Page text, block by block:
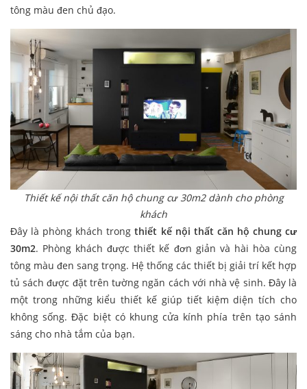
tông màu đen chủ đạo.
Thiết kế nội thất căn hộ chung cư 30m2 dành cho phòng
khách
Đây là phòng khách trongthiết kế nội thất căn hộ chung cư
30m2. Phòng khách được thiết kế đơn giản và hài hòa cùng
tông màu đen sang trọng. Hệ thống các thiết bị giải trí kết hợp
tủ sách được đặt trên tường ngăn cách với nhà vệ sinh. Đây là
một trong những kiểu thiết kế giúp tiết kiệm diện tích cho
không sống. Đặc biệt có khung cửa kính phía trên tạo sánh
sáng cho nhà tắm của bạn.